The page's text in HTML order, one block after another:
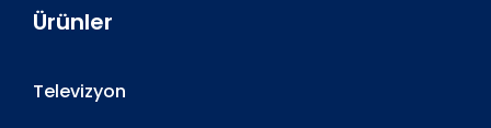
Ürünler
Televizyon